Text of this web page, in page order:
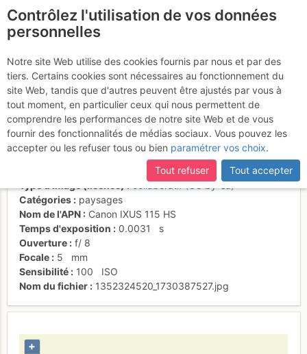
Everest et Nuptse
depuis Kala Pattar
Activités
Date/heure
collaboratif (CC by-sa)
Catégories
paysages
Nom de l'APN
Canon IXUS 115 HS
Temps d'exposition
0.0031
s
Ouverture
f/ 8
Focale
5
mm
Sensibilité
100
ISO
Nom du fichier
1352324520_1730387527.jpg
+
Contrôlez l'utilisation de vos données
personnelles
Notre site Web utilise des cookies fournis par nous et par des
tiers. Certains cookies sont nécessaires au fonctionnement du
site Web, tandis que d'autres peuvent être ajustés par vous à
tout moment, en particulier ceux qui nous permettent de
comprendre les performances de notre site Web et de vous
fournir des fonctionnalités de médias sociaux. Vous pouvez les
accepter ou les refuser tous ou bien paramétrer vos choix.
Tout refuser
Tout accepter